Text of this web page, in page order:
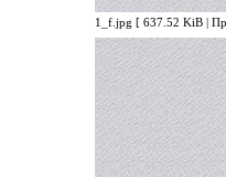
1_f.jpg [ 637.52 KiB |